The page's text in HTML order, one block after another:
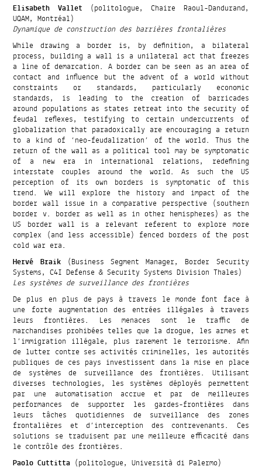
Elisabeth Vallet (politologue, Chaire Raoul-Dandurand,
UQAM, Montréal)
Dynamique de construction des barrières frontalières
While drawing a border is, by definition, a bilateral
process, building a wall is a unilateral act that freezes
a line of demarcation. A border can be seen as an area of
contact and influence but the advent of a world without
constraints or standards, particularly economic
standards, is leading to the creation of barricades
around populations as states retreat into the security of
feudal reflexes, testifying to certain undercurrents of
globalization that paradoxically are encouraging a return
to a kind of ‘neo-feudalization’ of the world. Thus the
return of the wall as a political tool may be symptomatic
of a new era in international relations, redefining
interstate couples around the world. As such the US
perception of its own borders is symptomatic of this
trend. We will explore the history and impact of the
border wall issue in a comparative perspective (southern
border v. border as well as in other hemispheres) as the
US border wall is a relevant referent to explore more
complex (and less accessible) fenced borders of the post
cold war era.
Hervé Braik(Business Segment Manager, Border Security
Systems, C4I Defense & Security Systems Division Thales)
Les systèmes de surveillance des frontières
De plus en plus de pays à travers le monde font face à
une forte augmentation des entrées illégales à travers
leurs frontières. Les menaces sont le traffic de
marchandises prohibées telles que la drogue, les armes et
l’immigration illégale, plus rarement le terrorisme. Afin
de lutter contre ses activités criminelles, les autorités
publiques de ces pays investissent dans la mise en place
de systèmes de surveillance des frontières. Utilisant
diverses technologies, les systèmes déployés permettent
par une automatisation accrue et par de meilleures
performances de supporter les gardes-frontières dans
leurs tâches quotidiennes de surveillance des zones
frontalières et d’interception des contrevenants. Ces
solutions se traduisent par une meilleure efficacité dans
le contrôle des frontières.
Paolo Cuttitta (politologue, Università di Palermo)